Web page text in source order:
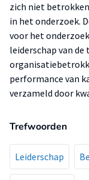
zich niet
in het onderzoek.
voor het
leiderschap van
performance van
verzameld door
Trefwoorden
Leiderschap